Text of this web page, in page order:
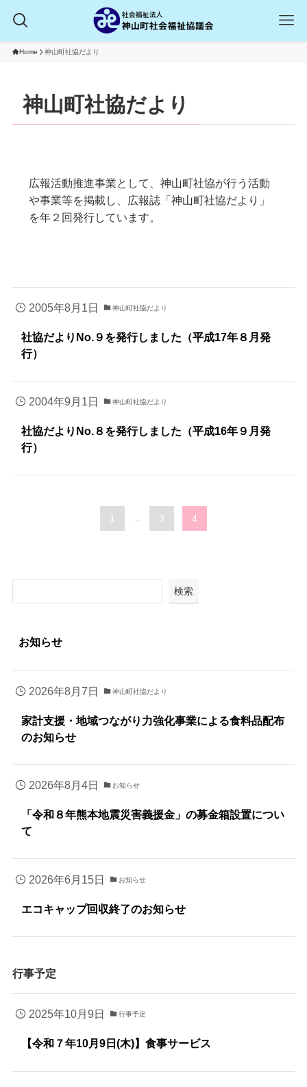
Home 神山町社協だより
神山町社協だより
広報活動推進事業として、神山町社協が行う活動
や事業等を掲載し、広報誌「神山町社協だより」
を年２回発行しています。
2005年8月1日 神山町社協だより
社協だよりNo.９を発行しました（平成17年８月発
行）
2004年9月1日 神山町社協だより
社協だよりNo.８を発行しました（平成16年９月発
行）
1 ... 3 4
検索
お知らせ
2026年8月7日 神山町社協だより
家計支援・地域つながり力強化事業による食料品配布
のお知らせ
2026年8月4日 お知らせ
「令和８年熊本地震災害義援金」の募金箱設置につい
て
2026年6月15日 お知らせ
エコキャップ回収終了のお知らせ
行事予定
2025年10月9日 行事予定
【令和７年10月9日(木)】食事サービス